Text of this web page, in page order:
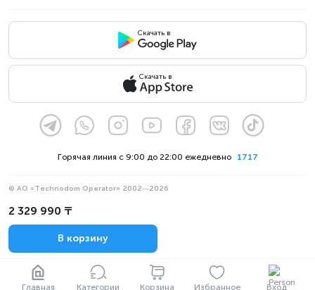
Главная Категории Корзина Избранное Вход
2 329 990 ₸
В корзину
Скачать в
Скачать в
1717
Горячая линия с 9:00 до 22:00 ежедневно
© АО «Technodom Operator» 2002—2026
Политика конфиденциальности